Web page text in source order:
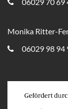
Monika Ritter-
06029 98 94